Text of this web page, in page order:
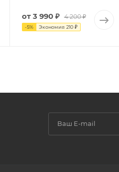
от 3 990 ₽ 4 200 ₽
-5% Экономия 210 ₽